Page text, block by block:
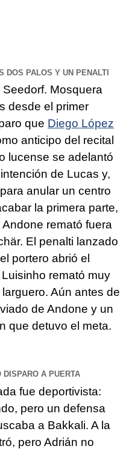
DOS PALOS Y UN PENALTI
Mosquera
desde el primer
que Diego López
anticipo del recital
lucense se adelantó
de Lucas y,
anular un centro
la primera parte,
remató fuera
El penalti lanzado
portero abrió el
remató muy
Aún antes de
de Andone y un
que detuvo el meta.
A PUERTA
fue deportivista:
pero un defensa
a Bakkali. A la
pero Adrián no